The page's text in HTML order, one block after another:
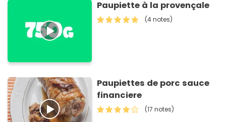
Paupiette à la provençale
(4 notes)
Paupiettes de porc sauce
financiere
(17 notes)